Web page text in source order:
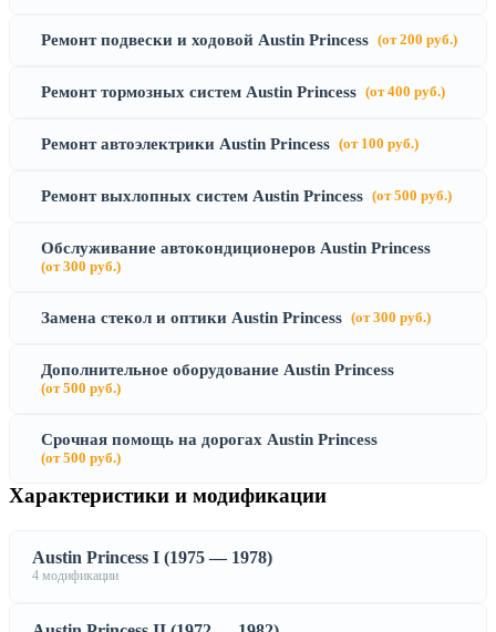
Ремонт подвески и ходовой Austin Princess (от 200 руб.)
Ремонт тормозных систем Austin Princess (от 400 руб.)
Ремонт автоэлектрики Austin Princess (от 100 руб.)
Ремонт выхлопных систем Austin Princess (от 500 руб.)
Обслуживание автокондиционеров Austin Princess
(от 300 руб.)
Замена стекол и оптики Austin Princess (от 300 руб.)
Дополнительное оборудование Austin Princess
(от 500 руб.)
Срочная помощь на дорогах Austin Princess
(от 500 руб.)
Характеристики и модификации
Austin Princess I (1975 — 1978)
4 модификации